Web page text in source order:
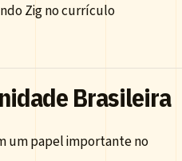
Zig no currículo
Brasileira
um papel importante no